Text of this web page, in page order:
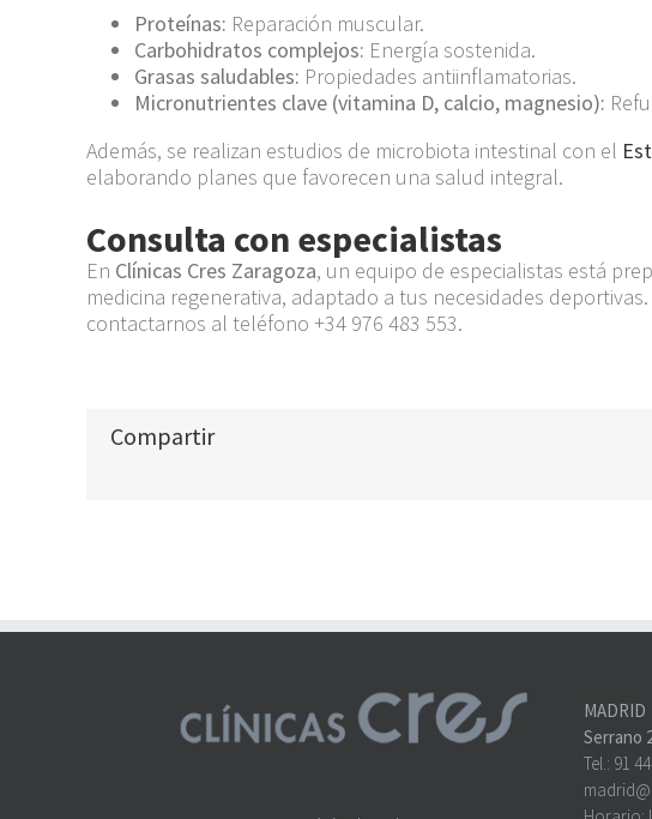
Proteínas: Reparación muscular.
Carbohidratos complejos: Energía sostenida.
Grasas saludables: Propiedades antiinflamatorias.
Micronutrientes clave (vitamina D, calcio, magnesio):
Además, se realizan estudios de microbiota intestinal con el
elaborando planes que favorecen una salud integral.
Consulta con especialistas
En Clínicas Cres Zaragoza, un equipo de especialistas está
medicina regenerativa, adaptado a tus necesidades
contactarnos al teléfono +34 976 483 553.
Compartir
MADRID
Serrano
Tel.: 91